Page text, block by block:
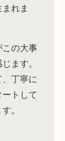
れま
の大事
ます。
丁寧に
トして
。